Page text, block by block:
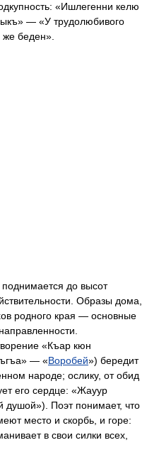
«Ишлегенни келю
— «У трудолюбивого
беден».
до высот
Образы дома,
родного края — основные
«Къар кюн
— «Воробей») бередит
народе; ослику, от обид
его сердце: «Жауур
душой»). Поэт понимает, что
место и скорбь, и горе:
в свои силки всех,